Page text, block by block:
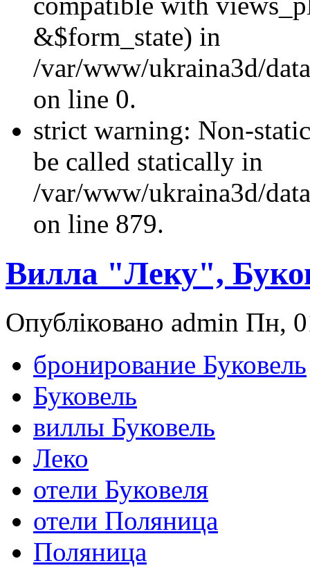
&$form_state) in
/var/www/ukraina3d/
on line 0.
strict warning: Non-
be called statically in
/var/www/ukraina3d/
on line 879.
Вилла "Леку",
Опубліковано admin Пн,
бронирование Буковель
Буковель
виллы Буковель
Леко
отели Буковеля
отели Поляница
Поляница